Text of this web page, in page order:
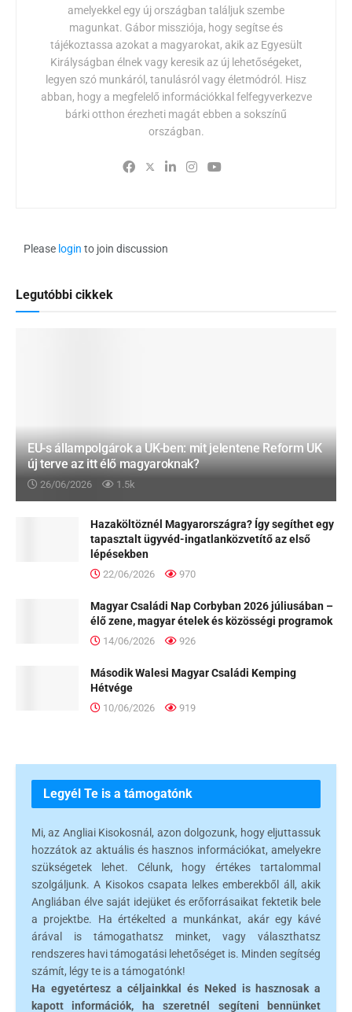
amelyekkel egy új országban találjuk szembe
magunkat. Gábor missziója, hogy segítse és
tájékoztassa azokat a magyarokat, akik az Egyesült
Királyságban élnek vagy keresik az új lehetőségeket,
legyen szó munkáról, tanulásról vagy életmódról. Hisz
abban, hogy a megfelelő információkkal felfegyverkezve
bárki otthon érezheti magát ebben a sokszínű
országban.
Please login to join discussion
Legutóbbi cikkek
EU-s állampolgárok a UK-ben: mit jelentene Reform UK
új terve az itt élő magyaroknak?
26/06/2026 1.5k
Hazaköltöznél Magyarországra? Így segíthet egy
tapasztalt ügyvéd-ingatlanközvetítő az első
lépésekben
22/06/2026 970
Magyar Családi Nap Corbyban 2026 júliusában –
élő zene, magyar ételek és közösségi programok
14/06/2026 926
Második Walesi Magyar Családi Kemping
Hétvége
10/06/2026 919
Legyél Te is a támogatónk
Mi, az Angliai Kisokosnál, azon dolgozunk, hogy eljuttassuk
hozzátok az aktuális és hasznos információkat, amelyekre
szükségetek lehet. Célunk, hogy értékes tartalommal
szolgáljunk. A Kisokos csapata lelkes emberekből áll, akik
Angliában élve saját idejüket és erőforrásaikat fektetik bele
a projektbe. Ha értékelted a munkánkat, akár egy kávé
árával is támogathatsz minket, vagy választhatsz
rendszeres havi támogatási lehetőséget is. Minden segítség
számít, légy te is a támogatónk!
Ha egyetértesz a céljainkkal és Neked is hasznosak a
kapott információk, ha szeretnél segíteni bennünket